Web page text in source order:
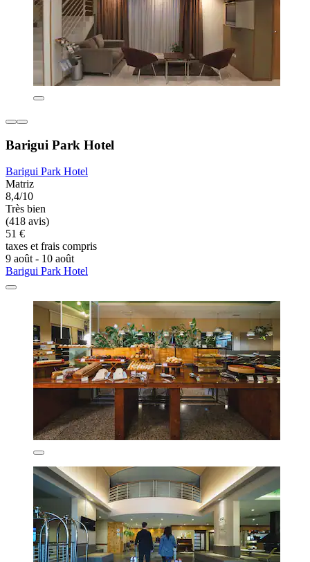
Barigui Park Hotel
Barigui Park Hotel
Matriz
8,4/10
Très bien
(418 avis)
51 €
taxes et frais compris
9 août - 10 août
Barigui Park Hotel